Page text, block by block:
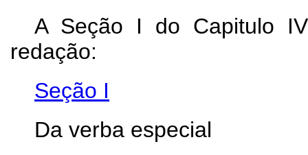
A Seção I do Capitulo
redação:
Seção I
Da verba especial